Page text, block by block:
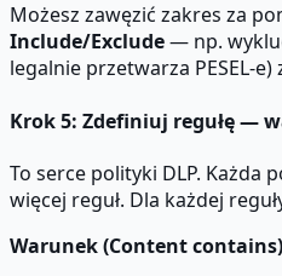
Możesz zawęzić zakres za
Include/Exclude— np.
legalnie przetwarza PESEL-
Krok 5: Zdefiniuj regułę —
To serce polityki DLP. Każda
więcej reguł. Dla każdej
Warunek (Content contains)